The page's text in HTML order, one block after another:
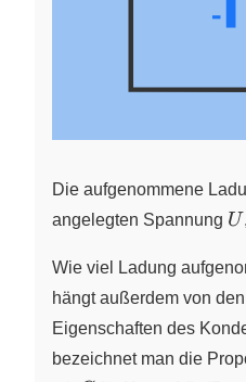
Die aufgenommene
angelegten Spannung U
U
Wie viel Ladung
hängt außerdem von
Eigenschaften des
bezeichnet man die